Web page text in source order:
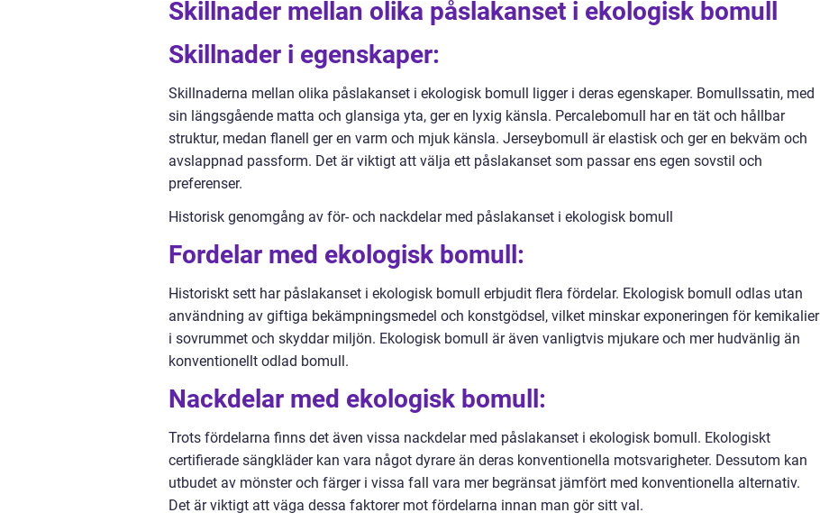
Skillnader mellan olika påslakanset i ekologisk bomull
Skillnader i egenskaper:
Skillnaderna mellan olika påslakanset i ekologisk bomull ligger i deras egenskaper. Bomullssatin, med
sin längsgående matta och glansiga yta, ger en lyxig känsla. Percalebomull har en tät och hållbar
struktur, medan flanell ger en varm och mjuk känsla. Jerseybomull är elastisk och ger en bekväm och
avslappnad passform. Det är viktigt att välja ett påslakanset som passar ens egen sovstil och
preferenser.
Historisk genomgång av för- och nackdelar med påslakanset i ekologisk bomull
Fordelar med ekologisk bomull:
Historiskt sett har påslakanset i ekologisk bomull erbjudit flera fördelar. Ekologisk bomull odlas utan
användning av giftiga bekämpningsmedel och konstgödsel, vilket minskar exponeringen för kemikalier
i sovrummet och skyddar miljön. Ekologisk bomull är även vanligtvis mjukare och mer hudvänlig än
konventionellt odlad bomull.
Nackdelar med ekologisk bomull:
Trots fördelarna finns det även vissa nackdelar med påslakanset i ekologisk bomull. Ekologiskt
certifierade sängkläder kan vara något dyrare än deras konventionella motsvarigheter. Dessutom kan
utbudet av mönster och färger i vissa fall vara mer begränsat jämfört med konventionella alternativ.
Det är viktigt att väga dessa faktorer mot fördelarna innan man gör sitt val.